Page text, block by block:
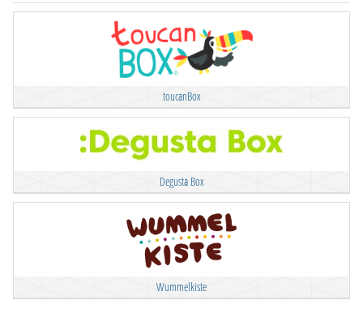
toucanBox
Degusta Box
Wummelkiste